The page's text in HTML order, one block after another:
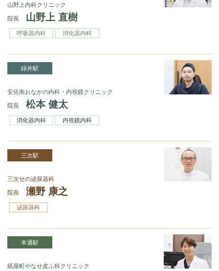
山野上内科クリニック
院長
山野上 直樹
呼吸器内科 消化器内科
緑井駅
安佐南おなかの内科・内視鏡クリニック
院長
松本 健太
消化器内科 内視鏡内科
三次駅
三次せの泌尿器科
院長
瀬野 康之
泌尿器科
本通駅
紙屋町やなせ皮ふ科クリニック